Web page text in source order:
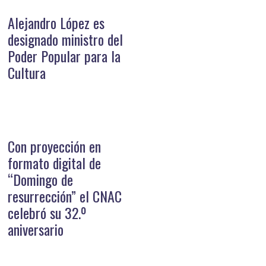
Alejandro López es
designado ministro del
Poder Popular para la
Cultura
Con proyección en
formato digital de
“Domingo de
resurrección” el CNAC
celebró su 32.º
aniversario